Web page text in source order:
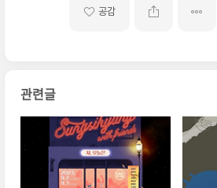
공감
관련글